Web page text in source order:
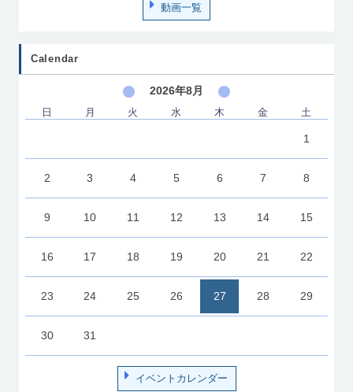
動画一覧
Calendar
2026年8月
日 月 火 水 木 金 土
1
2 3 4 5 6 7 8
9 10 11 12 13 14 15
16 17 18 19 20 21 22
23 24 25 26 27 28 29
30 31
イベントカレンダー